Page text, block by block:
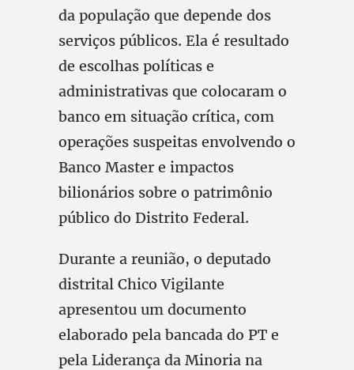
da população que depende dos
serviços públicos. Ela é resultado
de escolhas políticas e
administrativas que colocaram o
banco em situação crítica, com
operações suspeitas envolvendo o
Banco Master e impactos
bilionários sobre o patrimônio
público do Distrito Federal.
Durante a reunião, o deputado
distrital Chico Vigilante
apresentou um documento
elaborado pela bancada do PT e
pela Liderança da Minoria na